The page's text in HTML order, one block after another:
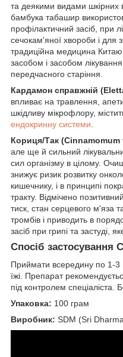
та деякими видами
бамбука табашир
профілактичний засіб, при
сечокам'яної хвороби і для
традиційна медицина
засобом і засобом лікування
передчасного старіння.
Кардамон справжній
впливає на травлення,
шкідливу мікрофлору,
ендокринну системи
Кориця/Так (Cinnamomum
але ще й сильний
сил організму в цілому.
знижує ризик розвитку
кишечнику, і в принципі
тракту. Відмічено
тиск, стан серцевого м'яза
тромбів і приводить в
засіб при грипі та застуді,
Спосіб застосування
Приймати всередину по 1-3
їжі. Препарат
під контролем спеціаліста.
Упаковка: 100 грам
Виробник: SDM (Sri